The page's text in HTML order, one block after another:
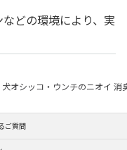
どの環境により、実
犬オシッコ・ウンチのニオイ 消
ご質問